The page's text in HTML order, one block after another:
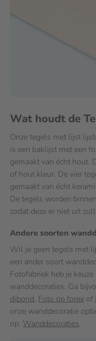
Wat houdt de
Onze tegels met lijst
is een baklijst met een
gemaakt van écht hout.
of hout kleur. De vier
gemaakt van écht
De tegels worden
zodat deze er niet uit
Andere soorten
Wil je geen tegels met
een ander soort
Fotofabriek heb je
wanddecoraties. Ga
dibond, Foto op forex of
onze wanddecoratie
op: Wanddecoraties.